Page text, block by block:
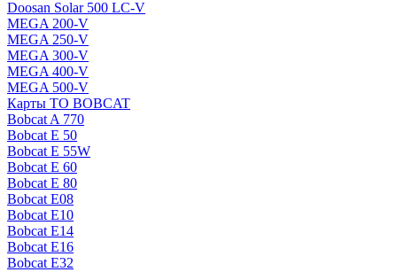
Doosan Solar 500 LC-V
MEGA 200-V
MEGA 250-V
MEGA 300-V
MEGA 400-V
MEGA 500-V
Карты ТО BOBCAT
Bobcat A 770
Bobcat E 50
Bobcat E 55W
Bobcat E 60
Bobcat E 80
Bobcat E08
Bobcat E10
Bobcat E14
Bobcat E16
Bobcat E32